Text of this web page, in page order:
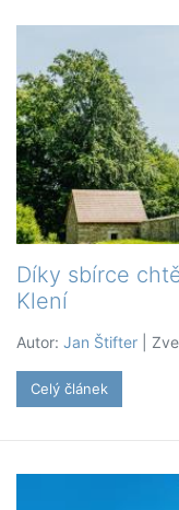
Díky sbírce
Klení
Autor: Jan Štifter |
Celý článek